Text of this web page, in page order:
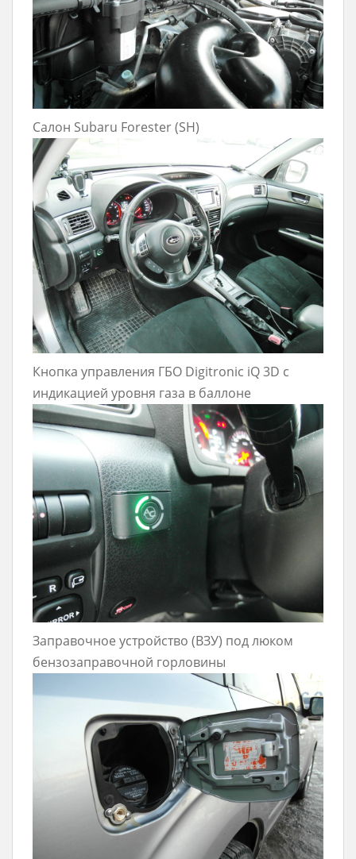
Салон Subaru Forester (SH)
Кнопка управления ГБО Digitronic iQ 3D с
индикацией уровня газа в баллоне
Заправочное устройство (ВЗУ) под люком
бензозаправочной горловины